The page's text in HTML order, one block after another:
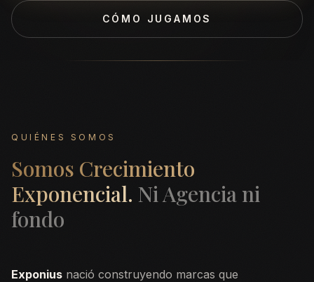
CÓMO JUGAMOS
QUIÉNES SOMOS
Somos Crecimiento
Exponencial. Ni Agencia ni
fondo
Exponius nació construyendo marcas que